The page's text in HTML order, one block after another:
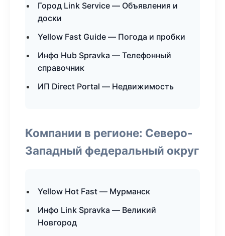
Город Link Service — Объявления и
доски
Yellow Fast Guide — Погода и пробки
Инфо Hub Spravka — Телефонный
справочник
ИП Direct Portal — Недвижимость
Компании в регионе: Северо-
Западный федеральный округ
Yellow Hot Fast — Мурманск
Инфо Link Spravka — Великий
Новгород